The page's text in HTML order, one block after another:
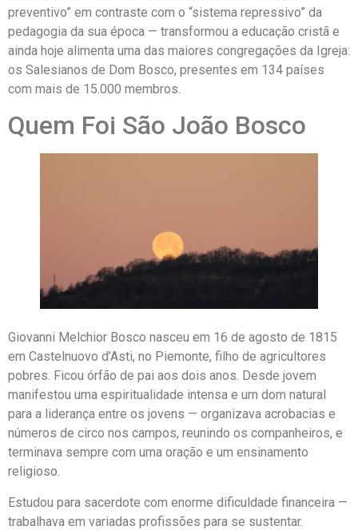
preventivo” em contraste com o “sistema repressivo” da
pedagogia da sua época — transformou a educação cristã e
ainda hoje alimenta uma das maiores congregações da Igreja:
os Salesianos de Dom Bosco, presentes em 134 países
com mais de 15.000 membros.
Quem Foi São João Bosco
Giovanni Melchior Bosco nasceu em 16 de agosto de 1815
em Castelnuovo d’Asti, no Piemonte, filho de agricultores
pobres. Ficou órfão de pai aos dois anos. Desde jovem
manifestou uma espiritualidade intensa e um dom natural
para a liderança entre os jovens — organizava acrobacias e
números de circo nos campos, reunindo os companheiros, e
terminava sempre com uma oração e um ensinamento
religioso.
Estudou para sacerdote com enorme dificuldade financeira —
trabalhava em variadas profissões para se sustentar.